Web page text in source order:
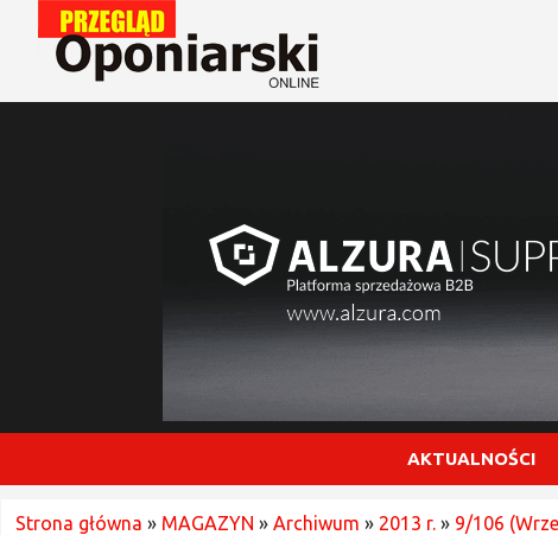
AKTUALNOŚCI
Strona główna » MAGAZYN » Archiwum » 2013 r. » 9/106